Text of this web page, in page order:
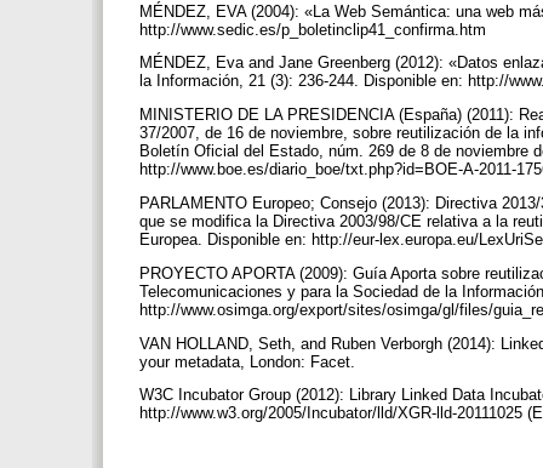
MÉNDEZ, EVA (2004): «La Web Semántica: una web
http://www.sedic.es/p_boletinclip41_confirma.htm
MÉNDEZ, Eva and Jane Greenberg (2012): «Datos
la Información, 21 (3): 236-244. Disponible en: http://
MINISTERIO DE LA PRESIDENCIA (España) (2011):
37/2007, de 16 de noviembre, sobre reutilización de la
Boletín Oficial del Estado, núm. 269 de 8 de noviembre
http://www.boe.es/diario_boe/txt.php?id=BOE-A-2011-
PARLAMENTO Europeo; Consejo (2013): Directiva
que se modifica la Directiva 2003/98/CE relativa a la
Europea. Disponible en: http://eur-lex.europa.eu/
PROYECTO APORTA (2009): Guía Aporta sobre
Telecomunicaciones y para la Sociedad de la
http://www.osimga.org/export/sites/osimga/gl/files/
VAN HOLLAND, Seth, and Ruben Verborgh (2014):
your metadata, London: Facet.
W3C Incubator Group (2012): Library Linked Data
http://www.w3.org/2005/Incubator/lld/XGR-lld-